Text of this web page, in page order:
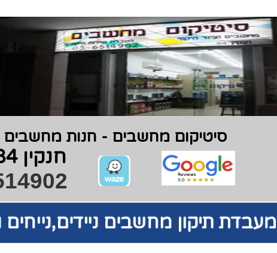
סיטיקום מחשבים - חנות מחשבים
חנקין 84,חולון
מעבדת תיקון מחשבים